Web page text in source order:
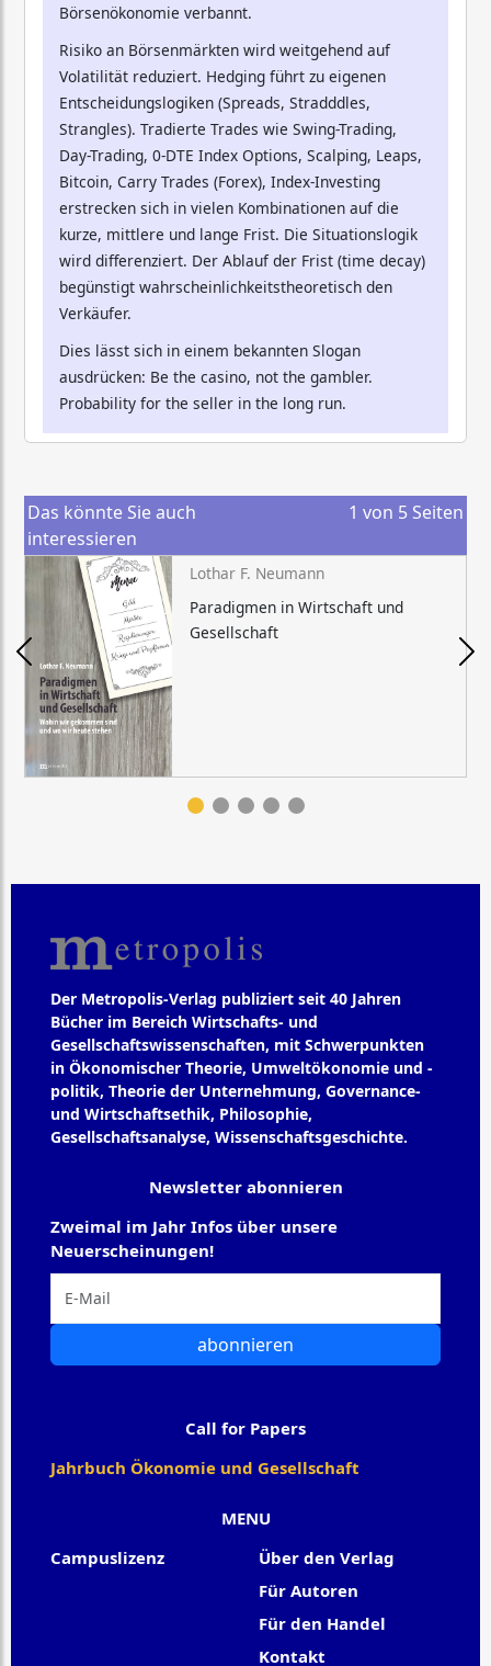
Börsenökonomie verbannt.
Risiko an Börsenmärkten wird weitgehend auf
Volatilität reduziert. Hedging führt zu eigenen
Entscheidungslogiken (Spreads, Stradddles,
Strangles). Tradierte Trades wie Swing-Trading,
Day-Trading, 0-DTE Index Options, Scalping, Leaps,
Bitcoin, Carry Trades (Forex), Index-Investing
erstrecken sich in vielen Kombinationen auf die
kurze, mittlere und lange Frist. Die Situationslogik
wird differenziert. Der Ablauf der Frist (time decay)
begünstigt wahrscheinlichkeitstheoretisch den
Verkäufer.
Dies lässt sich in einem bekannten Slogan
ausdrücken: Be the casino, not the gambler.
Probability for the seller in the long run.
Das könnte Sie auch
interessieren
1 von 5 Seiten
Lothar F. Neumann
Paradigmen in Wirtschaft und
Gesellschaft
Der Metropolis-Verlag publiziert seit 40 Jahren
Bücher im Bereich Wirtschafts- und
Gesellschaftswissenschaften, mit Schwerpunkten
in Ökonomischer Theorie, Umweltökonomie und -
politik, Theorie der Unternehmung, Governance-
und Wirtschaftsethik, Philosophie,
Gesellschaftsanalyse, Wissenschaftsgeschichte.
MENU
Campuslizenz
Über den Verlag
Für Autoren
Für den Handel
Kontakt
Newsletter abonnieren
Zweimal im Jahr Infos über unsere
Neuerscheinungen!
abonnieren
Call for Papers
Jahrbuch Ökonomie und Gesellschaft